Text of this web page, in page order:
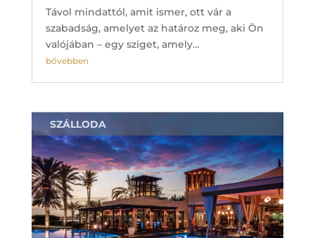
Távol mindattól, amit ismer, ott vár a
szabadság, amelyet az határoz meg, aki Ön
valójában – egy sziget, amely…
bővebben
SZÁLLODA